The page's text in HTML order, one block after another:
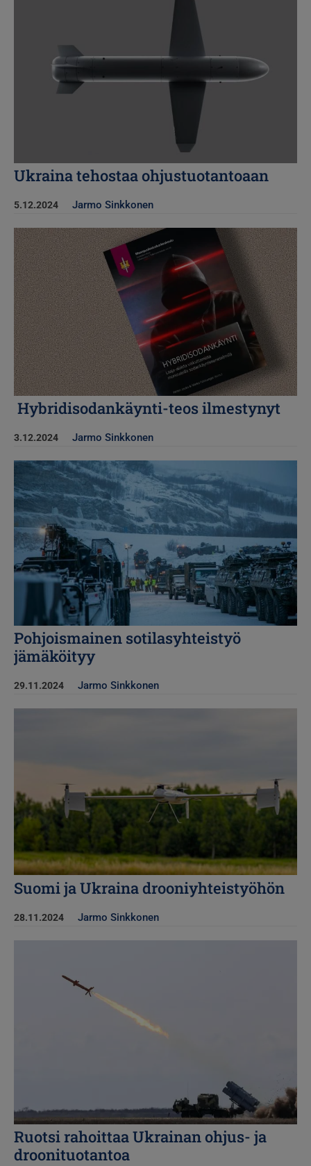
Ukraina tehostaa ohjustuotantoaan
5.12.2024 Jarmo Sinkkonen
Kuva
Hybridisodankäynti-teos ilmestynyt
3.12.2024 Jarmo Sinkkonen
Kuva
Pohjoismainen sotilasyhteistyö
jämäköityy
29.11.2024 Jarmo Sinkkonen
Suomi ja Ukraina drooniyhteistyöhön
28.11.2024 Jarmo Sinkkonen
Ruotsi rahoittaa Ukrainan ohjus- ja
droonituotantoa